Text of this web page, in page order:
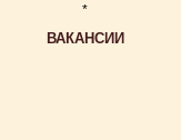
*
ВАКАНСИИ